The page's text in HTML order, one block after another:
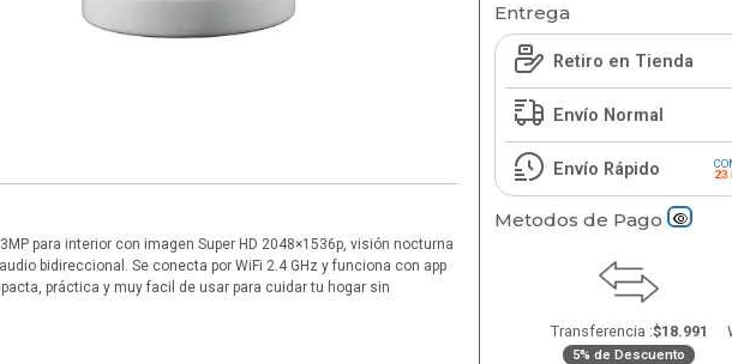
para interior con imagen Super HD 2048×1536p, visión nocturna
bidireccional. Se conecta por WiFi 2.4 GHz y funciona con app
práctica y muy facil de usar para cuidar tu hogar sin
Entrega
Retiro en Tienda
Envío Normal
Envío Rápido
23
Metodos de Pago
Transferencia :$18.991
5% de Descuento